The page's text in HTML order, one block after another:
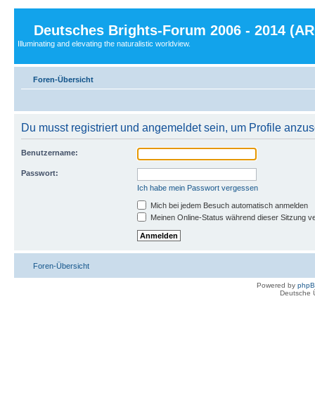
Deutsches Brights-Forum 2006 - 2014
Illuminating and elevating the naturalistic worldview.
Foren-Übersicht
Du musst registriert und angemeldet sein, um Profile
Benutzername:
Passwort:
Ich habe mein Passwort vergessen
Mich bei jedem Besuch automatisch anmelden
Meinen Online-Status während dieser Sitzung
Foren-Übersicht
Powered by
Deutsche